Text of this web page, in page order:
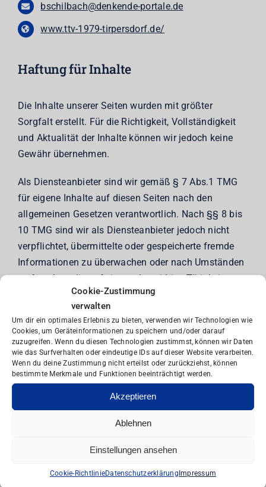
Cookie-Zustimmung
verwalten
Um dir ein optimales Erlebnis zu bieten, verwenden wir Technologien wie
Cookies, um Geräteinformationen zu speichern und/oder darauf
zuzugreifen. Wenn du diesen Technologien zustimmst, können wir Daten
wie das Surfverhalten oder eindeutige IDs auf dieser Website verarbeiten.
Wenn du deine Zustimmung nicht erteilst oder zurückziehst, können
bestimmte Merkmale und Funktionen beeinträchtigt werden.
Akzeptieren
Ablehnen
Einstellungen ansehen
Cookie-RichtlinieDatenschutzerklärungImpressum
bschilbach@denkende-portale.de
www.ttv-1979-tirpersdorf.de/
Haftung für Inhalte
Die Inhalte unserer Seiten wurden mit größter
Sorgfalt erstellt. Für die Richtigkeit, Vollständigkeit
und Aktualität der Inhalte können wir jedoch keine
Gewähr übernehmen.
Als Diensteanbieter sind wir gemäß § 7 Abs.1 TMG
für eigene Inhalte auf diesen Seiten nach den
allgemeinen Gesetzen verantwortlich. Nach §§ 8 bis
10 TMG sind wir als Diensteanbieter jedoch nicht
verpflichtet, übermittelte oder gespeicherte fremde
Informationen zu überwachen oder nach Umständen
zu forschen, die auf eine rechtswidrige Tätigkeit
hinweisen. Verpflichtungen zur Entfernung oder
Sperrung der Nutzung von Informationen nach den
allgemeinen Gesetzen bleiben hiervon unberührt.
Eine diesbezügliche Haftung ist jedoch erst ab dem
Zeitpunkt der Kenntnis einer konkreten
Rechtsverletzung möglich. Bei bekannt werden von
entsprechenden Rechtsverletzungen werden wir diese
Haftung für Links
Unser Angebot enthält Links zu externen Webseiten